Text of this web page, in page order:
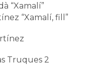
“Xamalí”
“Xamalí, fill”
Truques 2